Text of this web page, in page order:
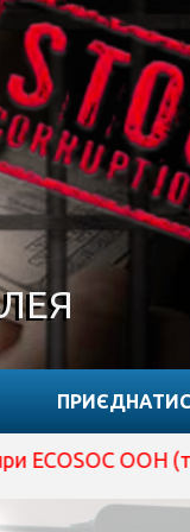
ООН